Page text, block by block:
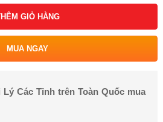
GIỎ HÀNG
MUA NGAY
Các Tỉnh trên Toàn Quốc mua